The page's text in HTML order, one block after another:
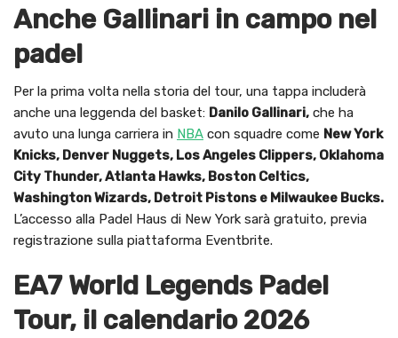
Anche Gallinari in campo nel
padel
Per la prima volta nella storia del tour, una tappa includerà
anche una leggenda del basket: Danilo Gallinari, che ha
avuto una lunga carriera in NBA con squadre come New York
Knicks, Denver Nuggets, Los Angeles Clippers, Oklahoma
City Thunder, Atlanta Hawks, Boston Celtics,
Washington Wizards, Detroit Pistons e Milwaukee Bucks.
L’accesso alla Padel Haus di New York sarà gratuito, previa
registrazione sulla piattaforma Eventbrite.
EA7 World Legends Padel
Tour, il calendario 2026